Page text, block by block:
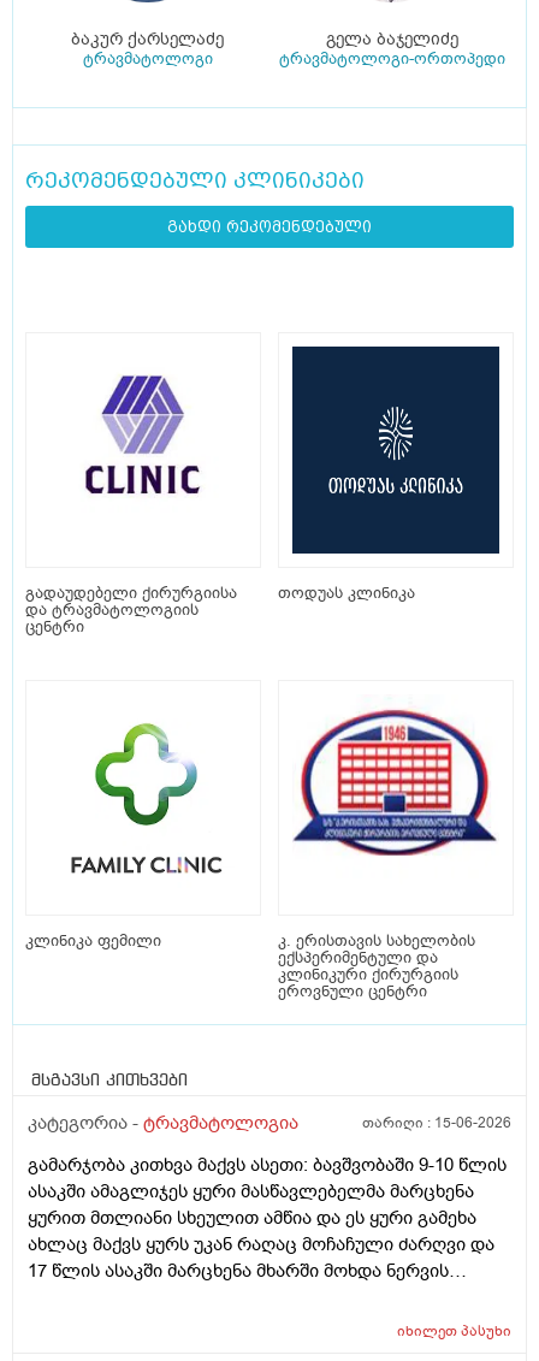
ბაკურ ქარსელაძე
ტრავმატოლოგი
გელა ბაჯელიძე
ტრავმატოლოგი-ორთოპედი
რეკომენდებული კლინიკები
გახდი რეკომენდებული
გადაუდებელი ქირურგიისა
და ტრავმატოლოგიის
ცენტრი
თოდუას კლინიკა
კლინიკა ფემილი
კ. ერისთავის სახელობის
ექსპერიმენტული და
კლინიკური ქირურგიის
ეროვნული ცენტრი
მსგავსი კითხვები
კატეგორია - ტრავმატოლოგია თარიღი : 15-06-2026
გამარჯობა კითხვა მაქვს ასეთი: ბავშვობაში 9-10 წლის
ასაკში ამაგლიჯეს ყური მასწავლებელმა მარცხენა
ყურით მთლიანი სხეულით ამწია და ეს ყური გამეხა
ახლაც მაქვს ყურს უკან რაღაც მოჩაჩული ძარღვი და
17 წლის ასაკში მარცხენა მხარში მოხდა ნერვის
ზურგიც კისრის ქვედა მხარე ხშირად მტკივა კისრის
იხილეთპასუხი